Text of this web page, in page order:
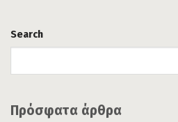
Search
Πρόσφατα άρθρα